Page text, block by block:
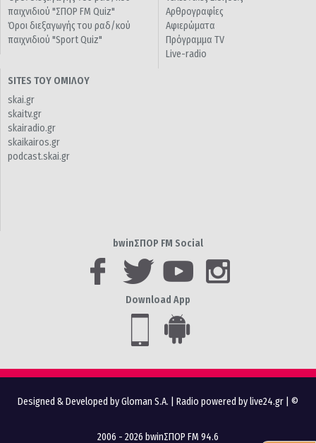
παιχνιδιού "ΣΠΟΡ FM Quiz"
Όροι διεξαγωγής του ραδ/κού
παιχνιδιού "Sport Quiz"
Αρθρογραφίες
Αφιερώματα
Πρόγραμμα TV
Live-radio
SITES ΤΟΥ ΟΜΙΛΟΥ
skai.gr
skaitv.gr
skairadio.gr
skaikairos.gr
podcast.skai.gr
bwinΣΠΟΡ FM Social
Download App
Designed & Developed by Gloman S.A. Radio powered by live24.gr | ©
2006 - 2026 bwinΣΠΟΡ FM 94.6